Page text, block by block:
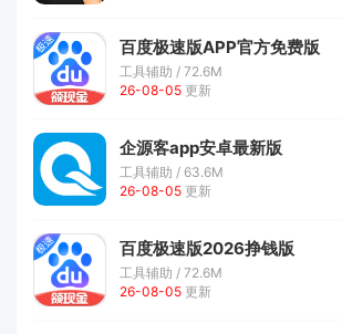
百度极速版APP官方免费版
工具辅助 / 72.6M
26-08-05 更新
企源客app安卓最新版
工具辅助 / 63.6M
26-08-05 更新
百度极速版2026挣钱版
工具辅助 / 72.6M
26-08-05 更新